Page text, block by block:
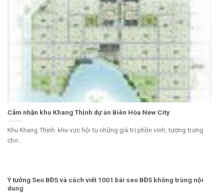
Cảm nhận khu Khang Thịnh dự án Biên Hòa New City
Khu Khang Thịnh: khu vực hội tụ những giá trị phồn vinh, tượng trưng
cho...
Ý tưởng Seo BĐS và cách viết 1001 bài seo BĐS không trùng nội
dung